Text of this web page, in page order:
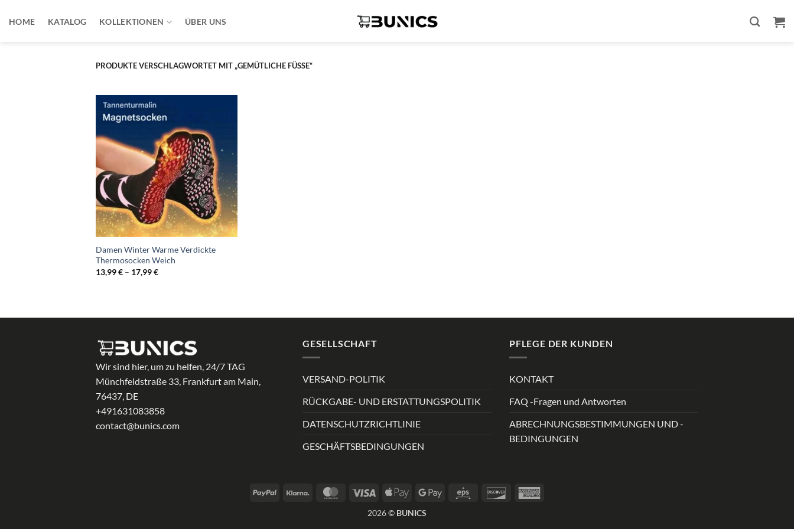
Inhalt
HOME KATALOG KOLLEKTIONEN ÜBER UNS
PRODUKTE VERSCHLAGWORTET MIT „GEMÜTLICHE FÜSSE“
Damen Winter Warme Verdickte
Thermosocken Weich
13,99€ – 17,99€Preisspanne:
Wir sind hier, um zu helfen, 24/7 TAG
Münchfeldstraße 33, Frankfurt am Main,
76437, DE
+491631083858
contact@bunics.com
GESELLSCHAFT
VERSAND-POLITIK
RÜCKGABE- UND ERSTATTUNGSPOLITIK
DATENSCHUTZRICHTLINIE
GESCHÄFTSBEDINGUNGEN
PFLEGE DER KUNDEN
KONTAKT
FAQ -Fragen und Antworten
ABRECHNUNGSBESTIMMUNGEN UND -
BEDINGUNGEN
PayPal Klarna MasterCardVisa
Apple
Google
Discover
2026 © BUNICS